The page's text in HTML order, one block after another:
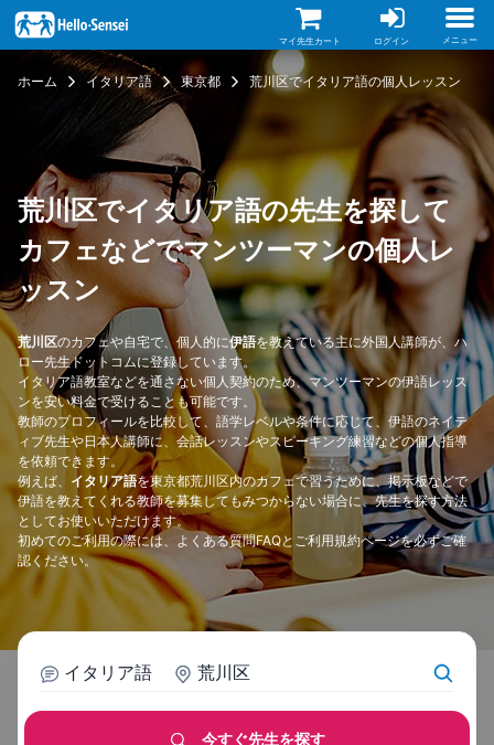
イ
ン
コ
マイ先生カート ログイン メニュー
ホーム イタリア語 東京都 荒川区でイタリア語の個人レッスン
荒川区でイタリア語の先生を探して
カフェなどでマンツーマンの個人レ
ッスン
荒川区のカフェや自宅で、個人的に伊語を教えている主に外国人講師が、ハ
ロー先生ドットコムに登録しています。
イタリア語教室などを通さない個人契約のため、マンツーマンの伊語レッス
ンを安い料金で受けることも可能です。
教師のプロフィールを比較して、語学レベルや条件に応じて、伊語のネイテ
ィブ先生や日本人講師に、会話レッスンやスピーキング練習などの個人指導
を依頼できます。
例えば、 イタリア語を東京都荒川区内のカフェで習うために、掲示板などで
伊語を教えてくれる教師を募集してもみつからない場合に、先生を探す方法
としてお使いいただけます。
初めてのご利用の際には、 よくある質問FAQと ご利用規約ページを必ずご確
認ください。
イタリア語 荒川区
今すぐ先生を探す